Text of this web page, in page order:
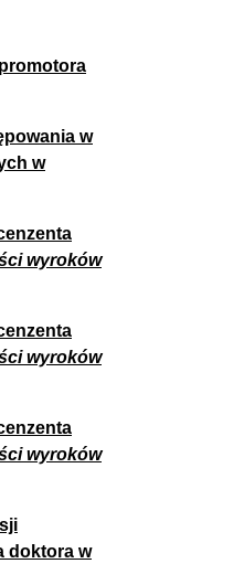
w
w
wyroków
wyroków
wyroków
doktora w